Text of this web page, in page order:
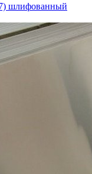
шлифованный